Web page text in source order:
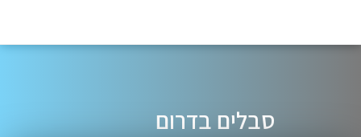
סבלים בדרום